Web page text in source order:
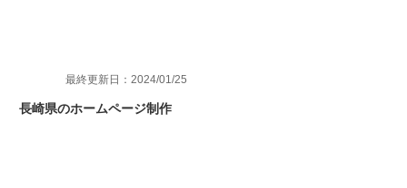
最終更新日：2024/01/25
長崎県のホームページ制作